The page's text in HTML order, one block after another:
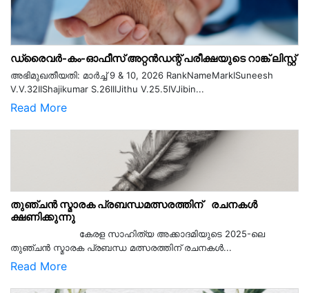
ഡ്രൈവർ-കം-ഓഫീസ് അറ്റൻഡന്റ് പരീക്ഷയുടെ റാങ്ക് ലിസ്റ്റ്
അഭിമുഖതീയതി: മാർച്ച് 9 & 10, 2026 RankNameMarkISuneesh
V.V.32IIShajikumar S.26IIIJithu V.25.5IVJibin...
Read More
തുഞ്ചൻ സ്മാരക പ്രബന്ധമത്സരത്തിന് രചനകൾ
ക്ഷണിക്കുന്നു
കേരള സാഹിത്യ അക്കാദമിയുടെ 2025-ലെ
തുഞ്ചൻ സ്മാരക പ്രബന്ധ മത്സരത്തിന് രചനകൾ...
Read More